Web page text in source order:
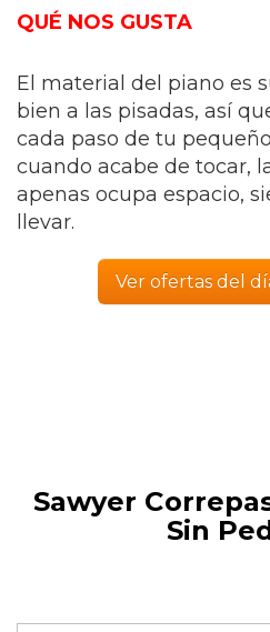
QUÉ NOS GUSTA
El material del piano es
bien a las pisadas, así
cada paso de tu
cuando acabe de tocar,
apenas ocupa espacio,
llevar.
Ver ofertas del
Sawyer
Sin